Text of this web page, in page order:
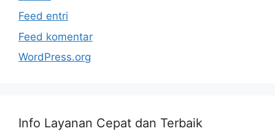
Feed entri
Feed komentar
WordPress.org
Info Layanan Cepat dan Terbaik